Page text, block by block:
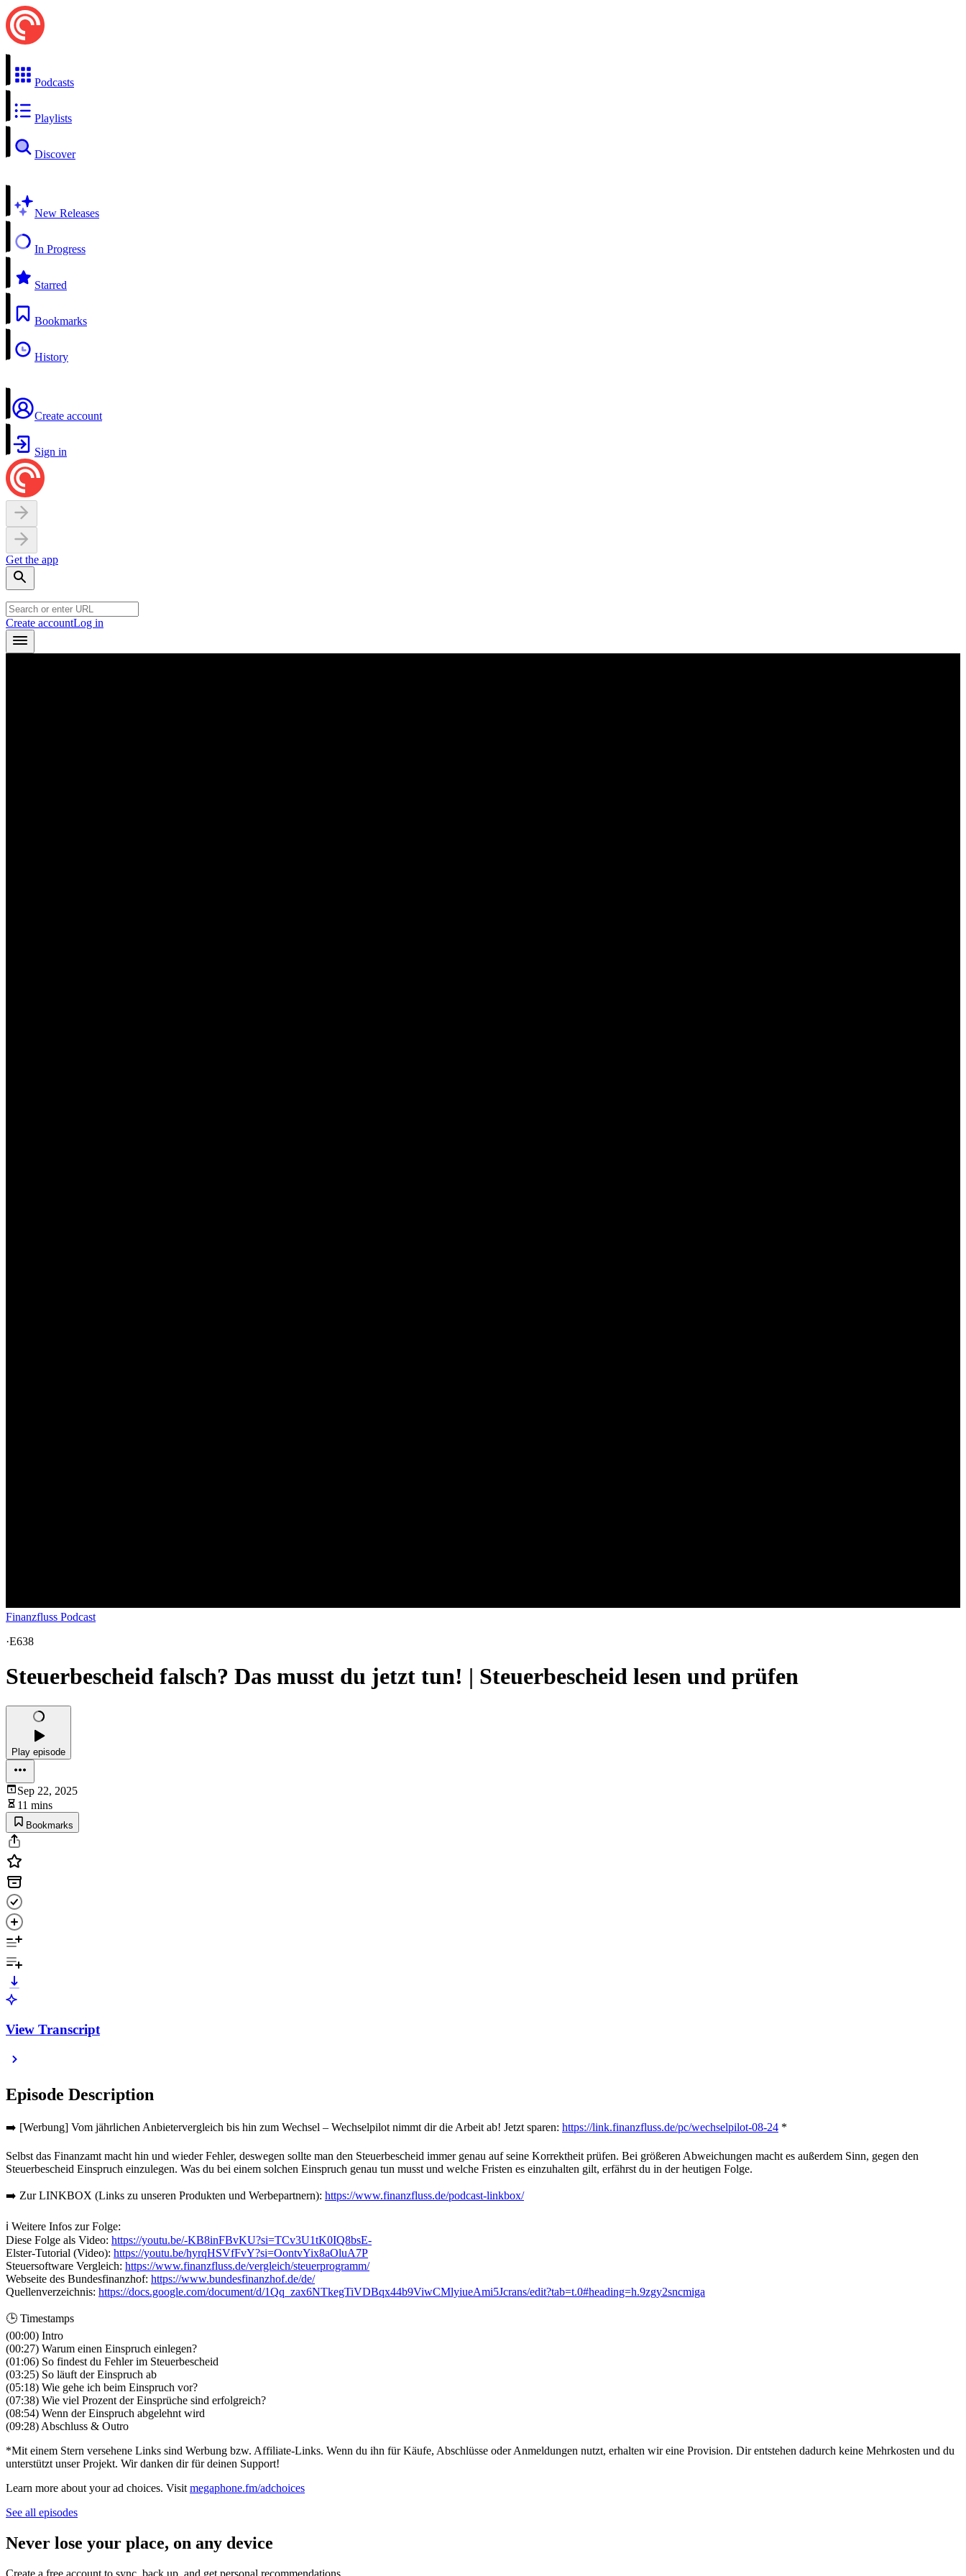
Podcasts
Playlists
Discover
New Releases
In Progress
Starred
Bookmarks
History
Create account
Sign in
Get the app
Create accountLog in
Finanzfluss Podcast
·E638
Steuerbescheid falsch? Das musst du jetzt tun! | Steuerbescheid lesen und prüfen
Play episode
Sep 22, 2025
11 mins
Bookmarks
View Transcript
Episode Description
➡️ [Werbung] Vom jährlichen Anbietervergleich bis hin zum Wechsel – Wechselpilot nimmt dir die Arbeit ab! Jetzt sparen: https://link.finanzfluss.de/pc/wechselpilot-08-24 *
Selbst das Finanzamt macht hin und wieder Fehler, deswegen sollte man den Steuerbescheid immer genau auf seine Korrektheit prüfen. Bei größeren Abweichungen macht es außerdem Sinn, gegen den
Steuerbescheid Einspruch einzulegen. Was du bei einem solchen Einspruch genau tun musst und welche Fristen es einzuhalten gilt, erfährst du in der heutigen Folge.
➡️ Zur LINKBOX (Links zu unseren Produkten und Werbepartnern): https://www.finanzfluss.de/podcast-linkbox/
ℹ️ Weitere Infos zur Folge:
Diese Folge als Video: https://youtu.be/-KB8inFBvKU?si=TCv3U1tK0IQ8bsE-
Elster-Tutorial (Video): https://youtu.be/hyrqHSVfFvY?si=OontvYix8aOluA7P
Steuersoftware Vergleich: https://www.finanzfluss.de/vergleich/steuerprogramm/
Webseite des Bundesfinanzhof: https://www.bundesfinanzhof.de/de/
Quellenverzeichnis: https://docs.google.com/document/d/1Qq_zax6NTkegTiVDBqx44b9ViwCMlyiueAmi5Jcrans/edit?tab=t.0#heading=h.9zgy2sncmiga
🕒 Timestamps
(00:00) Intro
(00:27) Warum einen Einspruch einlegen?
(01:06) So findest du Fehler im Steuerbescheid
(03:25) So läuft der Einspruch ab
(05:18) Wie gehe ich beim Einspruch vor?
(07:38) Wie viel Prozent der Einsprüche sind erfolgreich?
(08:54) Wenn der Einspruch abgelehnt wird
(09:28) Abschluss & Outro
*Mit einem Stern versehene Links sind Werbung bzw. Affiliate-Links. Wenn du ihn für Käufe, Abschlüsse oder Anmeldungen nutzt, erhalten wir eine Provision. Dir entstehen dadurch keine Mehrkosten und du
unterstützt unser Projekt. Wir danken dir für deinen Support!
Learn more about your ad choices. Visit megaphone.fm/adchoices
See all episodes
Never lose your place, on any device
Create a free account to sync, back up, and get personal recommendations.